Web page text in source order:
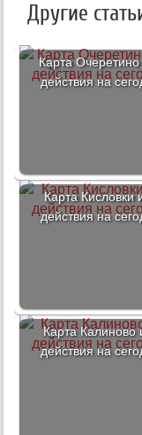
Другие
Карта
действия на
Карта Кисловки
действия на
Карта Калиново
действия на